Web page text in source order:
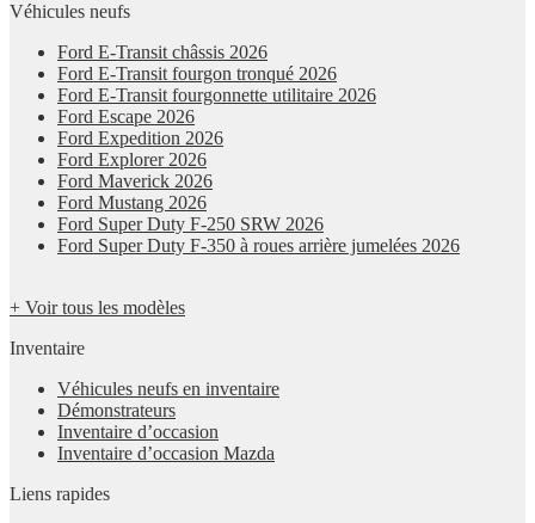
Véhicules neufs
Ford E-Transit châssis 2026
Ford E-Transit fourgon tronqué 2026
Ford E-Transit fourgonnette utilitaire 2026
Ford Escape 2026
Ford Expedition 2026
Ford Explorer 2026
Ford Maverick 2026
Ford Mustang 2026
Ford Super Duty F-250 SRW 2026
Ford Super Duty F-350 à roues arrière jumelées 2026
+ Voir tous les modèles
Inventaire
Véhicules neufs en inventaire
Démonstrateurs
Inventaire d’occasion
Inventaire d’occasion Mazda
Liens rapides